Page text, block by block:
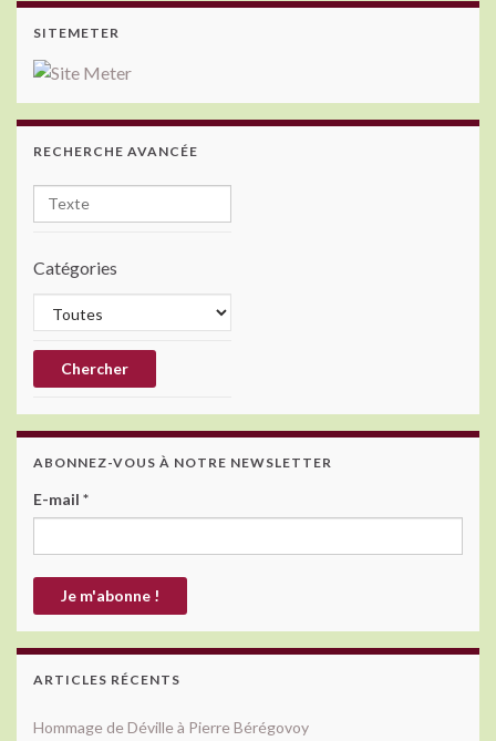
SITEMETER
RECHERCHE AVANCÉE
Catégories
ABONNEZ-VOUS À NOTRE NEWSLETTER
E-mail *
ARTICLES RÉCENTS
Hommage de Déville à Pierre Bérégovoy